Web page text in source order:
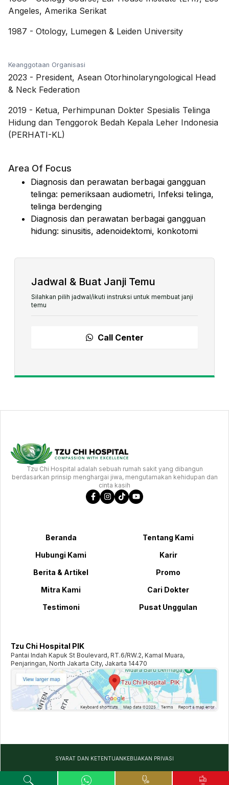
Angeles, Amerika Serikat
1987 - Otology, Lumegen & Leiden University
Keanggotaan Organisasi
2023 - President, Asean Otorhinolaryngological Head
& Neck Federation
2019 - Ketua, Perhimpunan Dokter Spesialis Telinga
Hidung dan Tenggorok Bedah Kepala Leher Indonesia
(PERHATI-KL)
Area Of Focus
Diagnosis dan perawatan berbagai gangguan
telinga: pemeriksaan audiometri, Infeksi telinga,
telinga berdenging
Diagnosis dan perawatan berbagai gangguan
hidung: sinusitis, adenoidektomi, konkotomi
Jadwal & Buat Janji Temu
Silahkan pilih jadwal/ikuti instruksi untuk membuat janji
temu
Call Center
Tzu Chi Hospital adalah sebuah rumah sakit yang dibangun
berdasarkan prinsip menghargai jiwa, mengutamakan kehidupan dan
cinta kasih
Beranda
Tentang Kami
Hubungi Kami
Karir
Berita & Artikel
Promo
Mitra Kami
Cari Dokter
Testimoni
Pusat Unggulan
Tzu Chi Hospital PIK
Pantai Indah Kapuk St Boulevard, RT.6/RW.2, Kamal Muara,
Penjaringan, North Jakarta City, Jakarta 14470
TZU CHI HOSPITAL. ALL RIGHTS RESERVED
SYARAT DAN KETENTUANKEBIJAKAN PRIVASI